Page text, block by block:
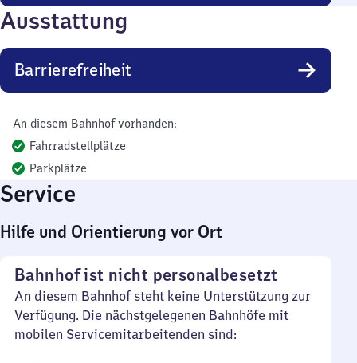
Ausstattung
Barrierefreiheit
An diesem Bahnhof vorhanden:
Fahrradstellplätze
Parkplätze
Service
Hilfe und Orientierung vor Ort
Bahnhof ist nicht personalbesetzt
An diesem Bahnhof steht keine Unterstützung zur
Verfügung. Die nächstgelegenen Bahnhöfe mit
mobilen Servicemitarbeitenden sind: